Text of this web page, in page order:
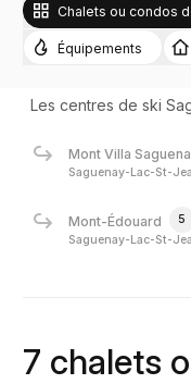
Chalets ou condos
Équipements
Les centres de ski
Mont Villa
Saguenay-Lac-St-
Mont-Édouard
5
Saguenay-Lac-St-
7 chalets